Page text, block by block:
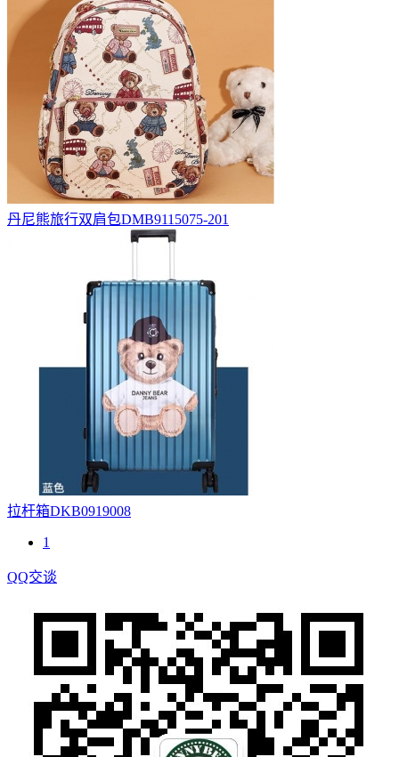
丹尼熊旅行双肩包DMB9115075-201
拉杆箱DKB0919008
1
QQ交谈